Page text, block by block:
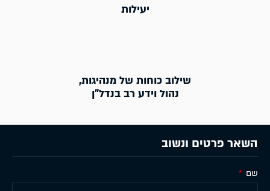
יעילות
שילוב כוחות של מנהיגות,
נהול וידע רב בנדל"ן
השאר פרטים ונשוב
שם